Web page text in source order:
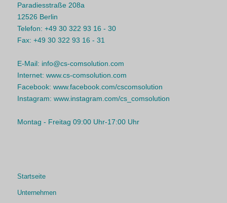
Paradiesstraße 208a
12526 Berlin
Telefon: +49 30 322 93 16 - 30
Fax: +49 30 322 93 16 - 31
E-Mail: info@cs-comsolution.com
Internet: www.cs-comsolution.com
Facebook: www.facebook.com/cscomsolution
Instagram: www.instagram.com/cs_comsolution
Montag - Freitag 09:00 Uhr-17:00 Uhr
Startseite
Unternehmen